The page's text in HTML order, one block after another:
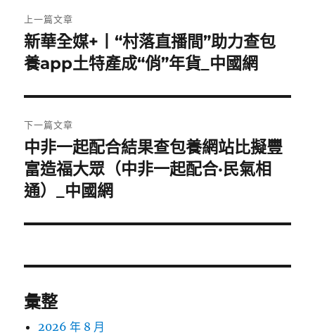
章
導
覽
上一篇文章
上
一
文
章:
新華全媒+丨“村落直播間”助力查包
養app土特產成“俏”年貨_中國網
下一篇文章
下
一
篇
章:
中非一起配合結果查包養網站比擬豐
富造福大眾（中非一起配合·民氣相
通）_中國網
彙整
2026 年 8 月